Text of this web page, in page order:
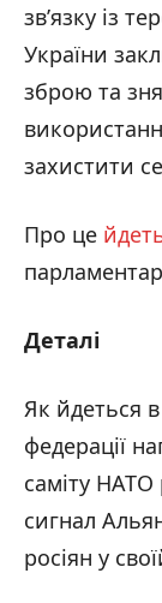
зв’язку із
України
зброю та
захистити
Про це
Деталі
Як йдеться
федерації
саміту НАТО
сигнал
росіян у